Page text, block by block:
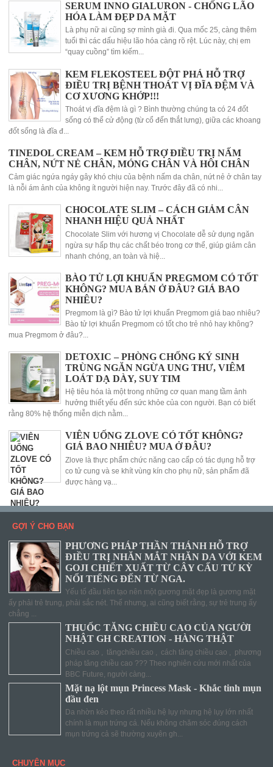
SERUM INNO GIALURON - CHỐNG LÃO
HÓA LÀM ĐẸP DA MẶT
Là phụ nữ ai cũng sợ mình già đi. Qua mốc 25, càng thêm
tuổi thì các dấu hiệu lão hóa càng rõ rệt. Lúc này, chị em
“quay cuồng” tìm kiếm...
KEM FLEKOSTEEL ĐỘT PHÁ HỖ TRỢ
ĐIỀU TRỊ BỆNH THOÁT VỊ ĐĨA ĐỆM VÀ
CƠ XƯƠNG KHỚP!!!
Thoát vị đĩa đệm là gì ? Bình thường chúng ta có 24 đốt
sống có thể cử động (từ cổ đến thắt lưng), giữa các khoang
đốt sống là đĩa đ...
TINEDOL CREAM – KEM HỖ TRỢ ĐIỀU TRỊ NẤM
CHÂN, NỨT NẺ CHÂN, MÓNG CHÂN VÀ HÔI CHÂN
Cảm giác ngứa ngáy gây khó chịu của bệnh nấm da chân, nứt nẻ ở chân tay
là nỗi ám ảnh của không ít người hiện nay. Trước đây đã có nhi...
CHOCOLATE SLIM – CÁCH GIẢM CÂN
NHANH HIỆU QUẢ NHẤT
Chocolate Slim với hương vị Chocolate dễ sử dụng ngăn
ngừa sự hấp thụ các chất béo trong cơ thể, giúp giảm cân
nhanh chóng, an toàn và hiệ...
BÀO TỬ LỢI KHUẨN PREGMOM CÓ TỐT
KHÔNG? MUA BÁN Ở ĐÂU? GIÁ BAO
NHIÊU?
Pregmom là gì? Bào tử lợi khuẩn Pregmom giá bao nhiêu?
Bào tử lợi khuẩn Pregmom có tốt cho trẻ nhỏ hay không?
mua Pregmom ở đâu?...
DETOXIC – PHÒNG CHỐNG KÝ SINH
TRÙNG NGĂN NGỪA UNG THƯ, VIÊM
LOÁT DẠ DÀY, SUY TIM
Hệ tiêu hóa là một trong những cơ quan mang tầm ảnh
hưởng thiết yếu đến sức khỏe của con người. Bạn có biết
rằng 80% hệ thống miễn dịch nằm...
VIÊN UỐNG ZLOVE CÓ TỐT KHÔNG?
GIÁ BAO NHIÊU? MUA Ở ĐÂU?
Zlove là thực phẩm chức năng cao cấp có tác dụng hỗ trợ
co tử cung và se khít vùng kín cho phụ nữ, sản phẩm đã
được hàng vạ...
GỢI Ý CHO BẠN
PHƯƠNG PHÁP THẦN THÁNH HỖ TRỢ
ĐIỀU TRỊ NHĂN MẮT NHĂN DA VỚI KEM
GOJI CHIẾT XUẤT TỪ CÂY CẨU TỬ KỲ
NỔI TIẾNG ĐẾN TỪ NGA.
Yếu tố đầu tiên tạo nên một gương mặt đẹp là gương mặt
ấy phải trẻ trung, phải sắc nét. Thế nhưng, ai cũng biết rằng, sự trẻ trung ấy
chẳng ...
THUỐC TĂNG CHIỀU CAO CỦA NGƯỜI
NHẬT GH CREATION - HÀNG THẬT
Chiều cao , tăngchiều cao , cách tăng chiều cao , phương
pháp tăng chiều cao ??? Theo nghiên cứu mới nhất của
BBC Future, người càng...
Mặt nạ lột mụn Princess Mask - Khắc tinh mụn
đầu đen
Da nhờn kéo theo rất nhiều hệ lụy nhưng hệ lụy lớn nhất
chính là mụn trứng cá. Nếu không chăm sóc đúng cách
mụn trứng cả sẽ thường xuyên gh...
CHUYÊN MỤC